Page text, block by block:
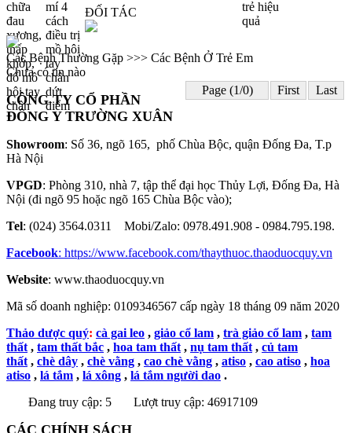
ĐỐI TÁC
Các Bệnh Thường Gặp >>> Các Bệnh Ở Trẻ Em
Chưa có tin nào
Page (1/0)
First Last
CÔNG TY CỔ PHẦN
ĐÔNG Y TRƯỜNG XUÂN
Showroom: Số 36, ngõ 165, phố Chùa Bộc, quận Đống Đa, T.p
Hà Nội
VPGD: Phòng 310, nhà 7, tập thể đại học Thủy Lợi, Đống Đa, Hà
Nội (đi ngõ 95 hoặc ngõ 165 Chùa Bộc vào);
Tel: (024) 3564.0311 Mobi/Zalo: 0978.491.908 - 0984.795.198.
Facebook: https://www.facebook.com/thaythuoc.thaoduocquy.vn
Website: www.thaoduocquy.vn
Mã số doanh nghiệp: 0109346567 cấp ngày 18 tháng 09 năm 2020
Thảo dược quý: cà gai leo , giảo cổ lam , trà giảo cổ lam , tam
thất , tam thất bắc , hoa tam thất , nụ tam thất , củ tam
thất , chè dây , chè vằng , cao chè vằng , atiso , cao atiso , hoa
atiso , lá tắm , lá xông , lá tắm người dao .
Đang truy cập: 5
Lượt truy cập: 46917109
CÁC CHÍNH SÁCH